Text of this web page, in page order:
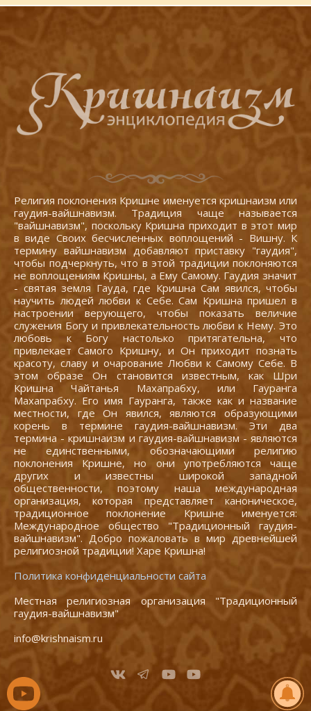
Религия поклонения Кришне именуется кришнаизм или
гаудия-вайшнавизм. Традиция чаще называется
"вайшнавизм", поскольку Кришна приходит в этот мир
в виде Своих бесчисленных воплощений - Вишну. К
термину вайшнавизм добавляют приставку "гаудия",
чтобы подчеркнуть, что в этой традиции поклоняются
не воплощениям Кришны, а Ему Самому. Гаудия значит
- святая земля Гауда, где Кришна Сам явился, чтобы
научить людей любви к Себе. Сам Кришна пришел в
настроении верующего, чтобы показать величие
служения Богу и привлекательность любви к Нему. Это
любовь к Богу настолько притягательна, что
привлекает Самого Кришну, и Он приходит познать
красоту, славу и очарование Любви к Самому Себе. В
этом образе Он становится известным, как Шри
Кришна Чайтанья Махапрабху, или Гауранга
Махапрабху. Его имя Гауранга, также как и название
местности, где Он явился, являются образующими
корень в термине гаудия-вайшнавизм. Эти два
термина - кришнаизм и гаудия-вайшнавизм - являются
не единственными, обозначающими религию
поклонения Кришне, но они употребляются чаще
других и известны широкой западной
общественности, поэтому наша международная
организация, которая представляет каноническое,
традиционное поклонение Кришне именуется:
Международное общество "Традиционный гаудия-
вайшнавизм". Добро пожаловать в мир древнейшей
религиозной традиции! Харе Кришна!
Политика конфиденциальности сайта
Местная религиозная организация "Традиционный
гаудия-вайшнавизм"
info@krishnaism.ru